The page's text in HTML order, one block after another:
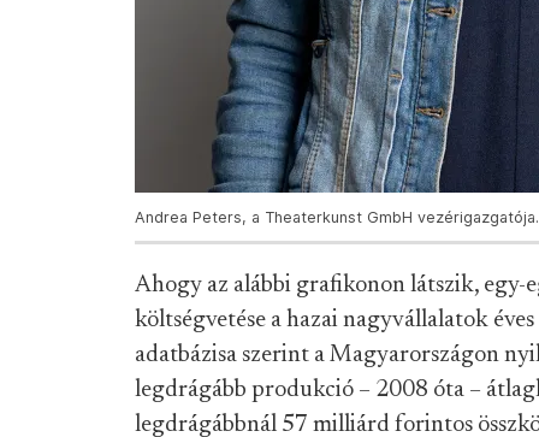
Andrea Peters, a Theaterkunst GmbH
Ahogy az alábbi grafikonon látszik,
költségvetése a hazai nagyvállalatok
adatbázisa szerint a Magyarországon
legdrágább produkció – 2008 óta –
legdrágábbnál 57 milliárd forintos